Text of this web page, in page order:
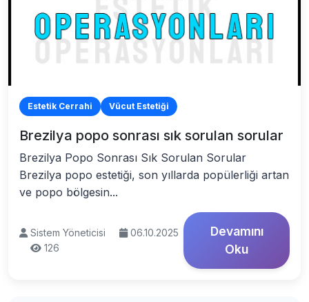
Estetik Cerrahi Vücut Estetiği
Brezilya popo sonrası sık sorulan sorular
Brezilya Popo Sonrası Sık Sorulan Sorular
Brezilya popo estetiği, son yıllarda popülerliği artan
ve popo bölgesin...
Sistem Yöneticisi
06.10.2025
126
Devamını
Oku